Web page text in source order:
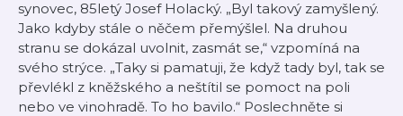
synovec, 85letý Josef Holacký. „Byl takový zamyšlený.
Jako kdyby stále o něčem přemýšlel. Na druhou
stranu se dokázal uvolnit, zasmát se,“ vzpomíná na
svého strýce. „Taky si pamatuji, že když tady byl, tak se
převlékl z kněžského a neštítil se pomoct na poli
nebo ve vinohradě. To ho bavilo.“ Poslechněte si